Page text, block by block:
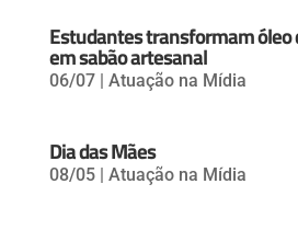
Estudantes transformam óleo
em sabão artesanal
06/07| Atuação na Mídia
Dia das Mães
08/05| Atuação na Mídia